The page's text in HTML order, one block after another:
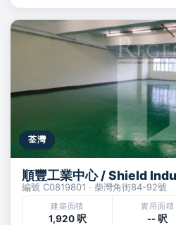
荃灣
順豐工業中心 / Shield
編號 C0819801 · 柴灣角街84-92號
建築面積
1,920 呎
實用面積
-- 呎